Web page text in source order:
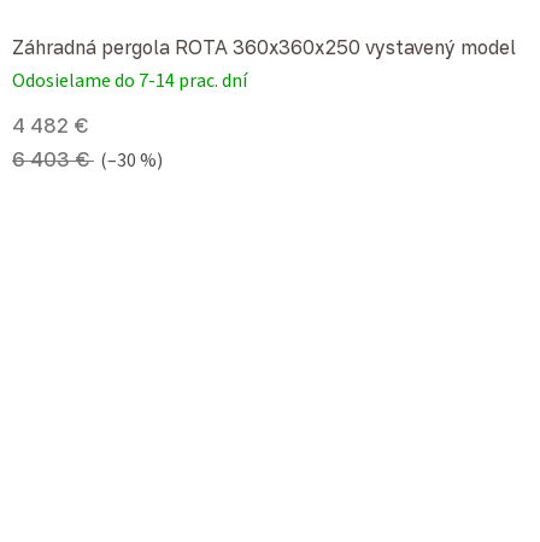
Záhradná pergola ROTA 360x360x250 vystavený model
Odosielame do 7-14 prac. dní
4 482 €
6 403 € (–30 %)